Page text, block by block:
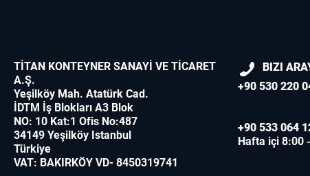
TİTAN KONTEYNER SANAYİ VE TİCARET
A.Ş.
Yeşilköy Mah. Atatürk Cad.
İDTM İş Blokları A3 Blok
NO: 10 Kat:1 Ofis No:487
34149 Yeşilköy Istanbul
Türkiye
VAT: BAKIRKÖY VD- 8450319741
BIZI
+90 530 220
+90 533 064
Hafta içi 8:00